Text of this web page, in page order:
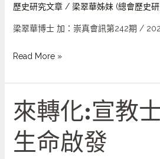
歷史研究文章/ 梁翠華姊妹 (總會歷史
梁翠華博士 加：崇真會訊第242期 /
牧
福
會
Read More »
來轉化:宣教
生命啟發
來
轉
化:
宣